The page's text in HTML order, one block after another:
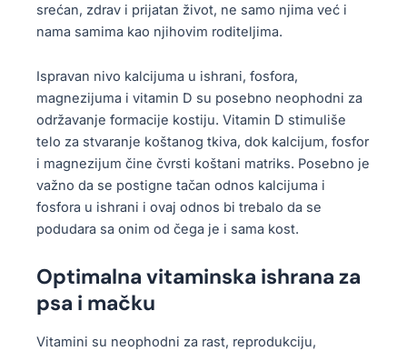
srećan, zdrav i prijatan život, ne samo njima već i
nama samima kao njihovim roditeljima.
Ispravan nivo kalcijuma u ​​ishrani, fosfora,
magnezijuma i vitamin D su posebno neophodni za
održavanje formacije kostiju. Vitamin D stimuliše
telo za stvaranje koštanog tkiva, dok kalcijum, fosfor
i magnezijum čine čvrsti koštani matriks. Posebno je
važno da se postigne tačan odnos kalcijuma i
fosfora u ishrani i ovaj odnos bi trebalo da se
podudara sa onim od čega je i sama kost.
Optimalna vitaminska ishrana za
psa i mačku
Vitamini su neophodni za rast, reprodukciju,